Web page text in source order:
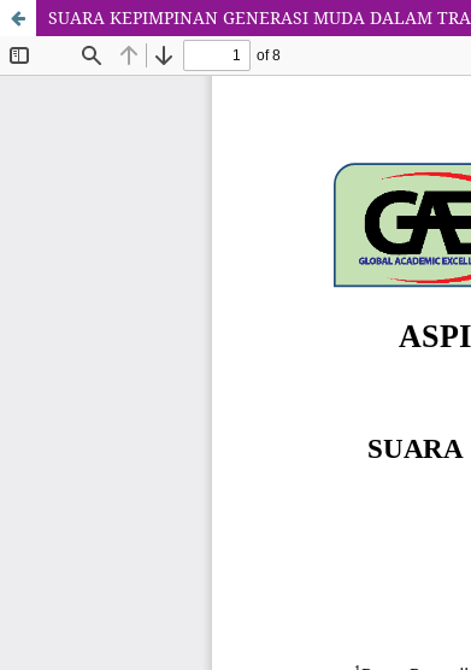
SUARA KEPIMPINAN GENERASI MUDA DALAM